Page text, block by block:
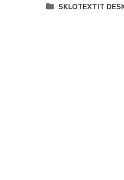
SKLOTEXTIT